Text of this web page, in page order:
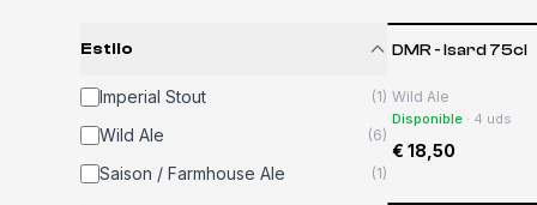
Estilo
Imperial Stout (1)
Wild Ale (6)
Saison / Farmhouse Ale (1)
DMR - Isard 75cl
Wild Ale
Disponible · 4 uds
€ 18,50